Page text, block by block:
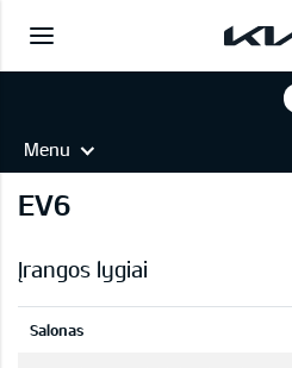
Menu
EV6
Įrangos lygiai
Salonas